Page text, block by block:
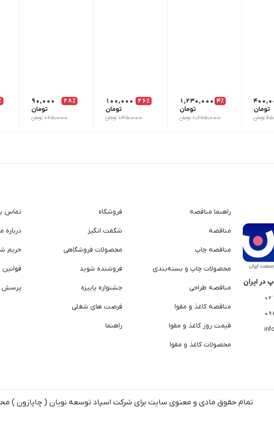
تومان
تومان
4٪ 1,230,000
تومان
1,275,000 تومان
26٪
100,000
تومان
135,000 تومان
28٪
90,000
تومان
125,000 تومان
ایران
راهنما مناقصه
مناقصه
مناقصه چاپ
محصولات چاپ و بسته‌بندی
مناقصه طراحی
مناقصه کاغذ و مقوا
قیمت روز کاغذ و مقوا
محصولات کاغذ و مقوا
فروشگاه
شگفت انگیز
محصولات فروشگاهی
فروشنده شوید
جشنواره پاییزه
فرصت های شغلی
راهنما
تماس
درباره
حریم
پرسش
تمام حقوق مادی و معنوی سایت برای شرکت اسپاد توسعه نویان ( چاپازون )